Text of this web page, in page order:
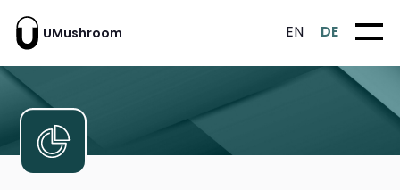
UMushroom EN DE